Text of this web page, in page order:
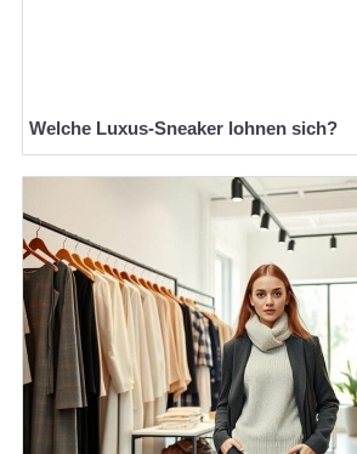
Welche Luxus-Sneaker lohnen sich?